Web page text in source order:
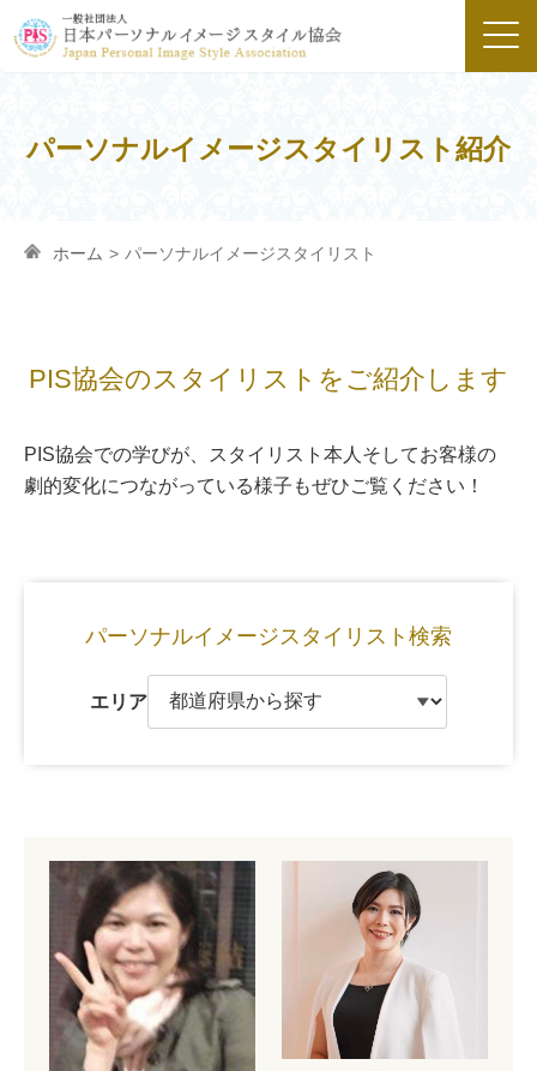
パーソナルイメージスタイリスト紹介
ホーム > パーソナルイメージスタイリスト
PIS協会のスタイリストを ご紹介します
PIS協会での学びが、スタイリスト本人そしてお客様の
劇的変化につながっている様子もぜひご覧ください！
パーソナルイメージスタイリスト検索
エリア